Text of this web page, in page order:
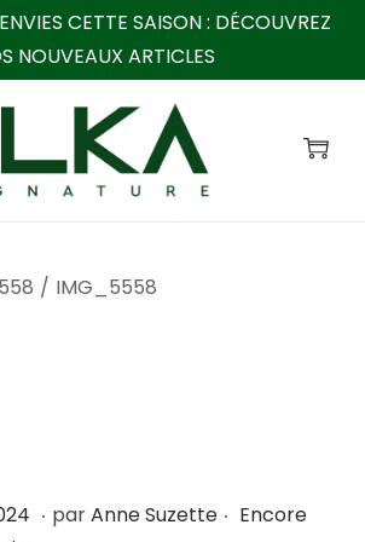
CETTE SAISON : DÉCOUVREZ
NOUVEAUX ARTICLES
P
a
e
a
P
a
e
n
/ IMG_5558
2. parAnne Suzette . Encore